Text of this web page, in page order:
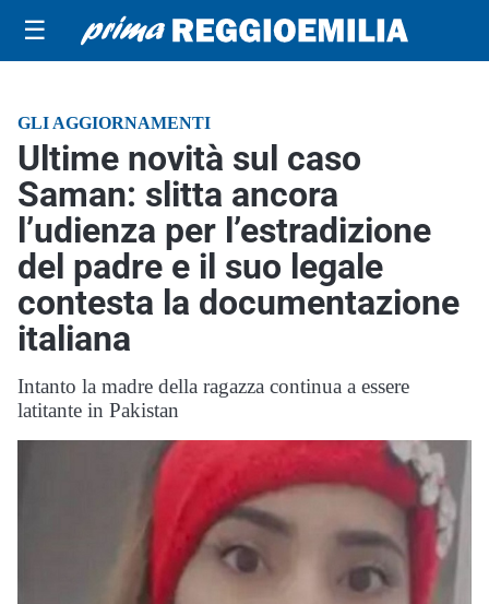
☰
GLI AGGIORNAMENTI
Ultime novità sul caso
Saman: slitta ancora
l’udienza per l’estradizione
del padre e il suo legale
contesta la documentazione
italiana
Intanto la madre della ragazza continua a essere
latitante in Pakistan